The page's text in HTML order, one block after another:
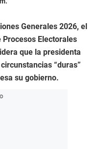
Generales 2026, el
Electorales
que la presidenta
“duras”
su gobierno.